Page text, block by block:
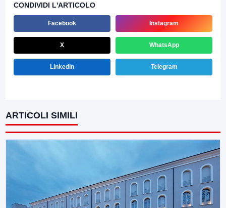
CONDIVIDI L'ARTICOLO
Facebook Instagram
X WhatsApp
LinkedIn Telegram
ARTICOLI SIMILI